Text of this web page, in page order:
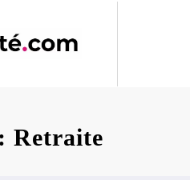
Retraite